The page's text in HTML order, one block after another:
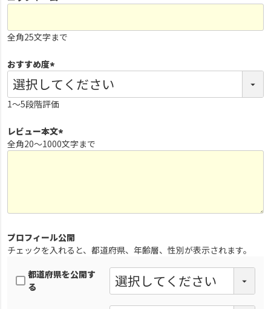
須
全角25文字まで
おすすめ度
(
必
須
1～5段階評価
レビュー本文
(
全角20～1000文字まで
プロフィール公開
チェックを入れると、都道府県、年齢層、性別が表示されます。
都道府県を公開す
る